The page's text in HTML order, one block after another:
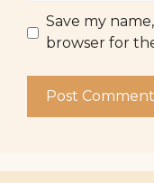
Save my
browser for